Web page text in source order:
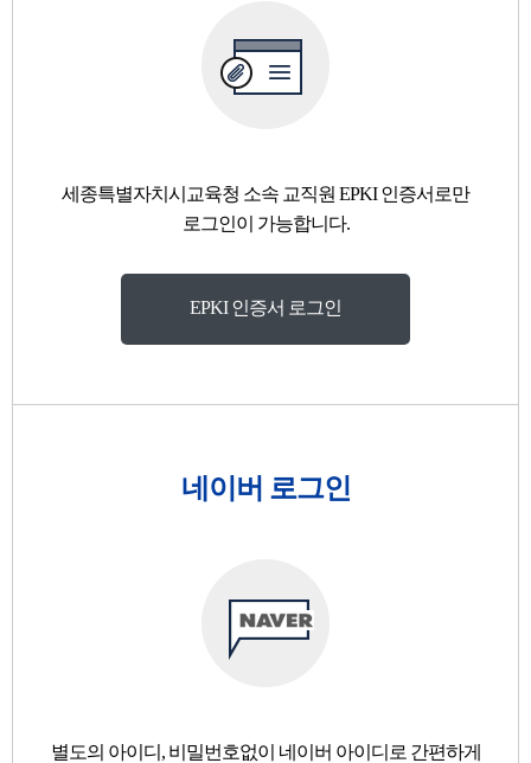
세종특별자치시교육청 소속 교직원 EPKI 인증서로만
로그인이 가능합니다.
EPKI 인증서 로그인
네이버 로그인
별도의 아이디, 비밀번호없이 네이버 아이디로 간편하게